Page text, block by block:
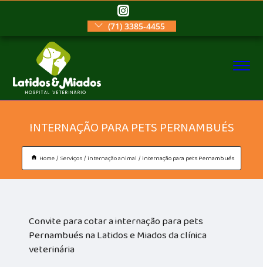
(71) 3385-4455
INTERNAÇÃO PARA PETS PERNAMBUÉS
Home Serviços internação animal internação para pets Pernambués
Convite para cotar a internação para pets
Pernambués na Latidos e Miados da clínica
veterinária